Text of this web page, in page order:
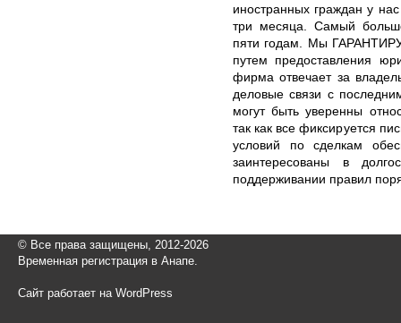
иностранных граждан у
три месяца. Самый
пяти годам. Мы
путем предоставления
фирма отвечает за
деловые связи с
могут быть уверенны
так как все фиксируется
условий по сделкам
заинтересованы в
поддерживании правил
© Все права защищены, 2012-2026
Временная регистрация в Анапе.
Сайт работает на WordPress